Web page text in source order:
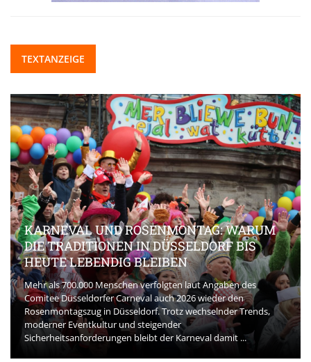
TEXTANZEIGE
KARNEVAL UND ROSENMONTAG: WARUM
DIE TRADITIONEN IN DÜSSELDORF BIS
HEUTE LEBENDIG BLEIBEN
Mehr als 700.000 Menschen verfolgten laut Angaben des
Comitee Düsseldorfer Carneval auch 2026 wieder den
Rosenmontagszug in Düsseldorf. Trotz wechselnder Trends,
moderner Eventkultur und steigender
Sicherheitsanforderungen bleibt der Karneval damit ...